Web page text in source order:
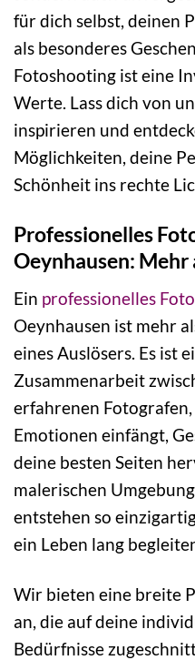
für dich selbst, deinen
als besonderes
Fotoshooting ist eine
Werte. Lass dich von
inspirieren und
Möglichkeiten, deine
Schönheit ins rechte
Professionelles
Oeynhausen: Mehr
Ein professionelles
Oeynhausen ist mehr
eines Auslösers. Es ist
Zusammenarbeit
erfahrenen
Emotionen einfängt,
deine besten Seiten
malerischen
entstehen so
ein Leben lang
Wir bieten eine breite
an, die auf deine
Bedürfnisse